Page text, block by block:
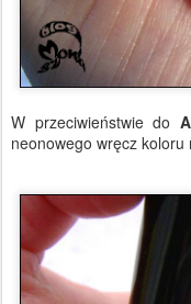
W przeciwieństwie do
neonowego wręcz